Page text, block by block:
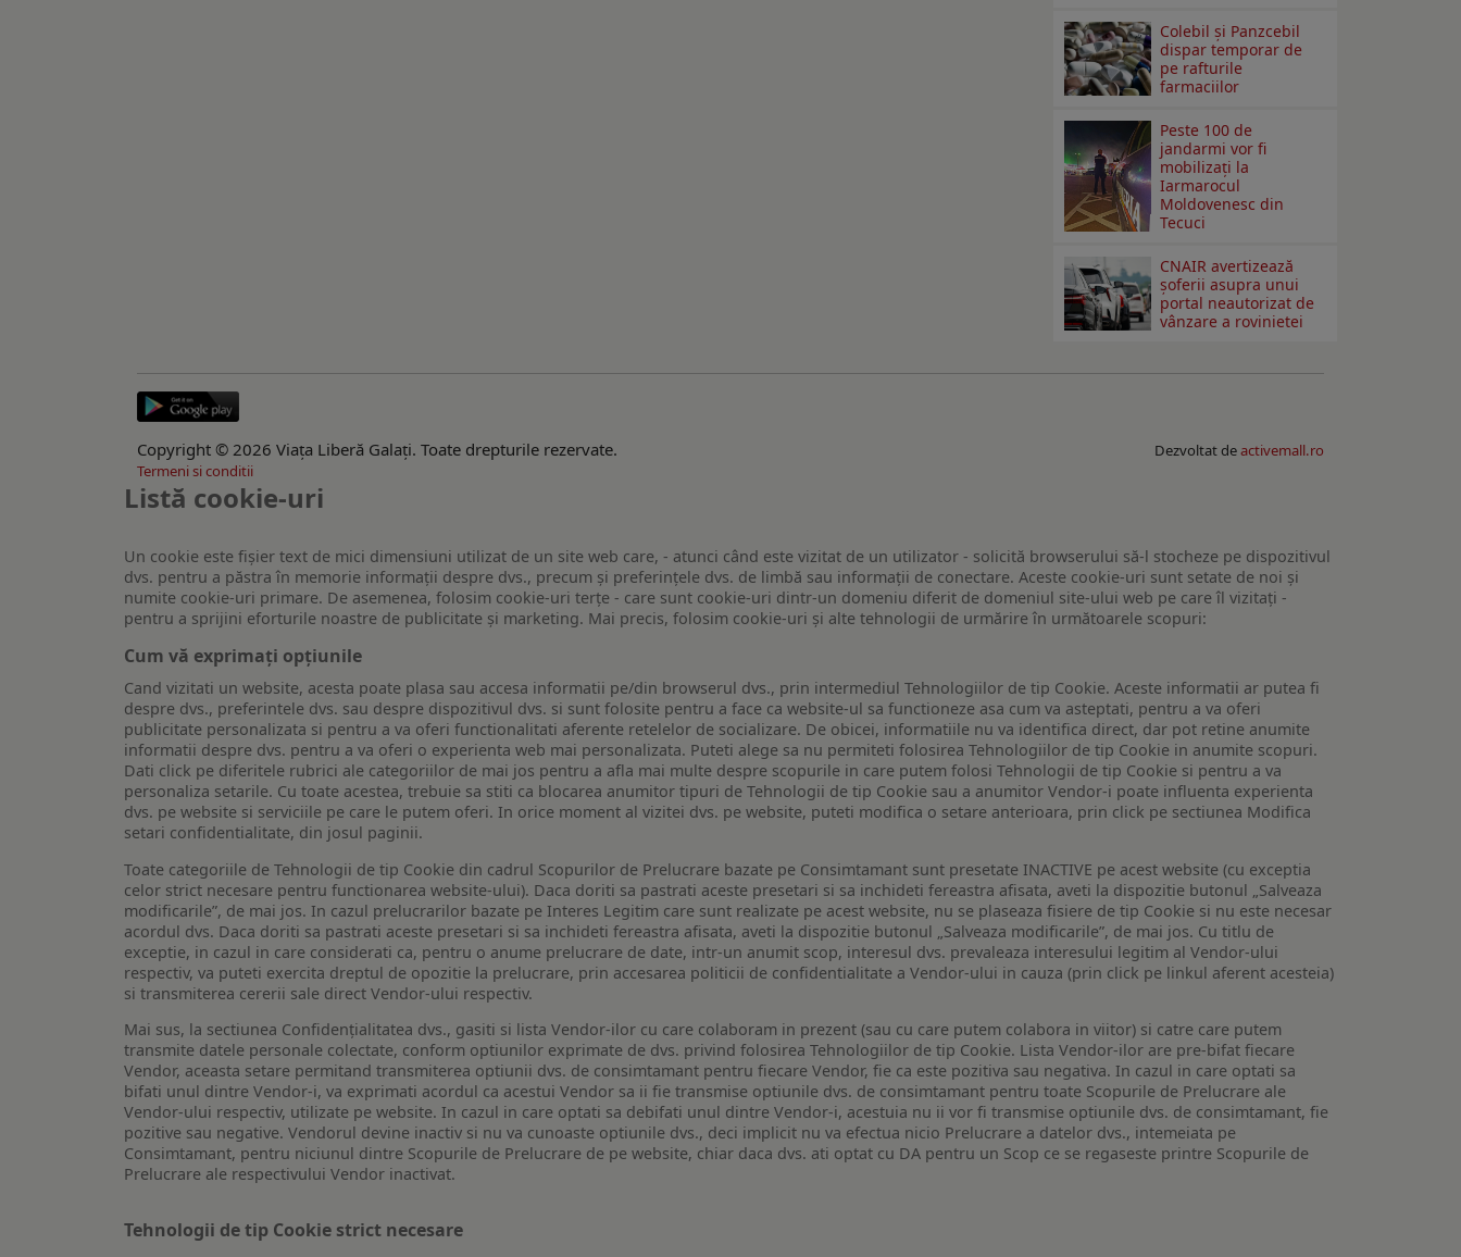
Colebil și Panzcebil
dispar temporar de
pe rafturile
farmaciilor
Peste 100 de
jandarmi vor fi
mobilizați la
Iarmarocul
Moldovenesc din
Tecuci
CNAIR avertizează
șoferii asupra unui
portal neautorizat de
vânzare a rovinietei
Copyright © 2026 Viaţa Liberă Galaţi. Toate drepturile rezervate. Dezvoltat deactivemall.ro
Termeni si conditii
Listă cookie-uri
Un cookie este fişier text de mici dimensiuni utilizat de un site web care, - atunci când este vizitat de un utilizator - solicită browserului să-l stocheze pe dispozitivul
dvs. pentru a păstra în memorie informații despre dvs., precum și preferințele dvs. de limbă sau informații de conectare. Aceste cookie-uri sunt setate de noi și
numite cookie-uri primare. De asemenea, folosim cookie-uri terțe - care sunt cookie-uri dintr-un domeniu diferit de domeniul site-ului web pe care îl vizitați -
pentru a sprijini eforturile noastre de publicitate și marketing. Mai precis, folosim cookie-uri și alte tehnologii de urmărire în următoarele scopuri:
Cum vă exprimați opțiunile
Cand vizitati un website, acesta poate plasa sau accesa informatii pe/din browserul dvs., prin intermediul Tehnologiilor de tip Cookie. Aceste informatii ar putea fi
despre dvs., preferintele dvs. sau despre dispozitivul dvs. si sunt folosite pentru a face ca website-ul sa functioneze asa cum va asteptati, pentru a va oferi
publicitate personalizata si pentru a va oferi functionalitati aferente retelelor de socializare. De obicei, informatiile nu va identifica direct, dar pot retine anumite
informatii despre dvs. pentru a va oferi o experienta web mai personalizata. Puteti alege sa nu permiteti folosirea Tehnologiilor de tip Cookie in anumite scopuri.
Dati click pe diferitele rubrici ale categoriilor de mai jos pentru a afla mai multe despre scopurile in care putem folosi Tehnologii de tip Cookie si pentru a va
personaliza setarile. Cu toate acestea, trebuie sa stiti ca blocarea anumitor tipuri de Tehnologii de tip Cookie sau a anumitor Vendor-i poate influenta experienta
dvs. pe website si serviciile pe care le putem oferi. In orice moment al vizitei dvs. pe website, puteti modifica o setare anterioara, prin click pe sectiunea Modifica
setari confidentialitate, din josul paginii.
Toate categoriile de Tehnologii de tip Cookie din cadrul Scopurilor de Prelucrare bazate pe Consimtamant sunt presetate INACTIVE pe acest website (cu exceptia
celor strict necesare pentru functionarea website-ului). Daca doriti sa pastrati aceste presetari si sa inchideti fereastra afisata, aveti la dispozitie butonul „Salveaza
modificarile”, de mai jos. In cazul prelucrarilor bazate pe Interes Legitim care sunt realizate pe acest website, nu se plaseaza fisiere de tip Cookie si nu este necesar
acordul dvs. Daca doriti sa pastrati aceste presetari si sa inchideti fereastra afisata, aveti la dispozitie butonul „Salveaza modificarile”, de mai jos. Cu titlu de
exceptie, in cazul in care considerati ca, pentru o anume prelucrare de date, intr-un anumit scop, interesul dvs. prevaleaza interesului legitim al Vendor-ului
respectiv, va puteti exercita dreptul de opozitie la prelucrare, prin accesarea politicii de confidentialitate a Vendor-ului in cauza (prin click pe linkul aferent acesteia)
si transmiterea cererii sale direct Vendor-ului respectiv.
Mai sus, la sectiunea Confidențialitatea dvs., gasiti si lista Vendor-ilor cu care colaboram in prezent (sau cu care putem colabora in viitor) si catre care putem
transmite datele personale colectate, conform optiunilor exprimate de dvs. privind folosirea Tehnologiilor de tip Cookie. Lista Vendor-ilor are pre-bifat fiecare
Vendor, aceasta setare permitand transmiterea optiunii dvs. de consimtamant pentru fiecare Vendor, fie ca este pozitiva sau negativa. In cazul in care optati sa
bifati unul dintre Vendor-i, va exprimati acordul ca acestui Vendor sa ii fie transmise optiunile dvs. de consimtamant pentru toate Scopurile de Prelucrare ale
Vendor-ului respectiv, utilizate pe website. In cazul in care optati sa debifati unul dintre Vendor-i, acestuia nu ii vor fi transmise optiunile dvs. de consimtamant, fie
pozitive sau negative. Vendorul devine inactiv si nu va cunoaste optiunile dvs., deci implicit nu va efectua nicio Prelucrare a datelor dvs., intemeiata pe
Consimtamant, pentru niciunul dintre Scopurile de Prelucrare de pe website, chiar daca dvs. ati optat cu DA pentru un Scop ce se regaseste printre Scopurile de
Prelucrare ale respectivului Vendor inactivat.
Tehnologii de tip Cookie strict necesare